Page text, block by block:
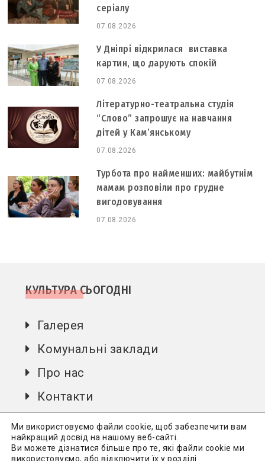
серіалу
07.08.2026
У Дніпрі відкрилася виставка
картин, що дарують спокій
07.08.2026
Літературно-театральна студія
“Слово” запрошує на навчання
дітей у Кам’янському
07.08.2026
Турбота про найменших: майбутнім
мамам розповіли про грудне
вигодовування
07.08.2026
КУЛЬТУРА СЬОГОДНІ
Галерея
Комунальні заклади
Про нас
Контакти
Ми використовуємо файли cookie, щоб забезпечити вам
найкращий досвід на нашому веб-сайті.
Ви можете дізнатися більше про те, які файли cookie ми
використовуємо, або відключити їх у розділі